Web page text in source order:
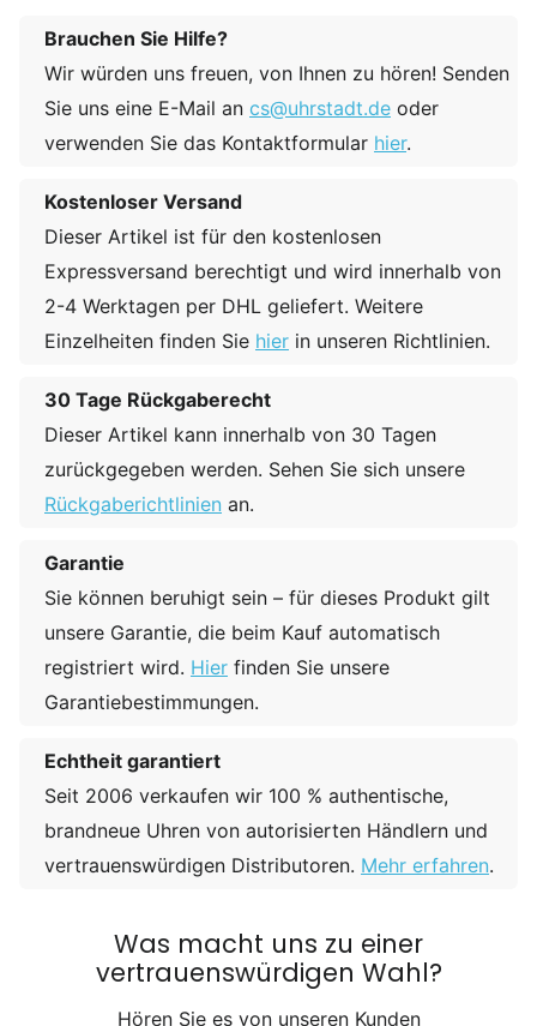
Brauchen Sie Hilfe?
Wir würden uns freuen, von Ihnen zu hören! Senden
Sie uns eine E-Mail an cs@uhrstadt.de oder
verwenden Sie das Kontaktformular hier.
Kostenloser Versand
Dieser Artikel ist für den kostenlosen
Expressversand berechtigt und wird innerhalb von
2-4 Werktagen per DHL geliefert. Weitere
Einzelheiten finden Sie hier in unseren Richtlinien.
30 Tage Rückgaberecht
Dieser Artikel kann innerhalb von 30 Tagen
zurückgegeben werden. Sehen Sie sich unsere
Rückgaberichtlinien an.
Garantie
Sie können beruhigt sein – für dieses Produkt gilt
unsere Garantie, die beim Kauf automatisch
registriert wird. Hier finden Sie unsere
Garantiebestimmungen.
Echtheit garantiert
Seit 2006 verkaufen wir 100 % authentische,
brandneue Uhren von autorisierten Händlern und
vertrauenswürdigen Distributoren. Mehr erfahren.
Was macht uns zu einer
vertrauenswürdigen Wahl?
Hören Sie es von unseren Kunden